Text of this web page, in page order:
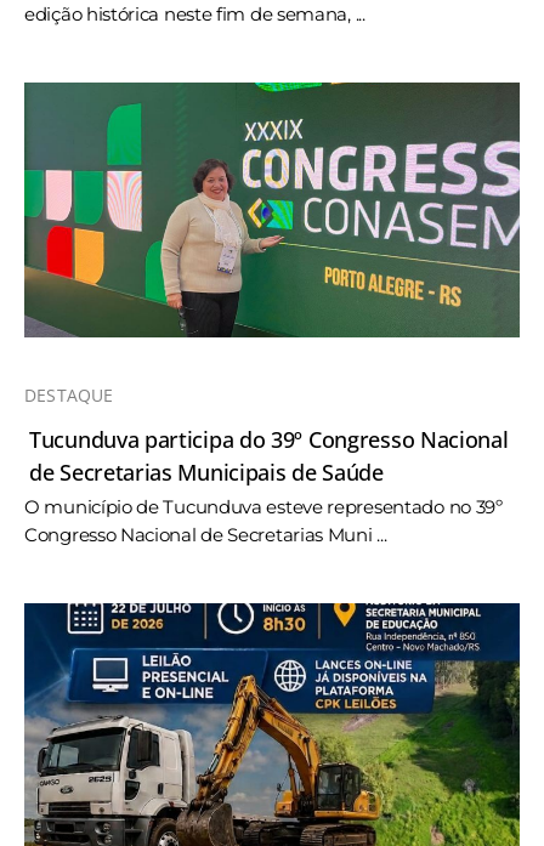
edição histórica neste fim de semana, ...
DESTAQUE
Tucunduva participa do 39º Congresso Nacional
de Secretarias Municipais de Saúde
O município de Tucunduva esteve representado no 39º
Congresso Nacional de Secretarias Muni ...